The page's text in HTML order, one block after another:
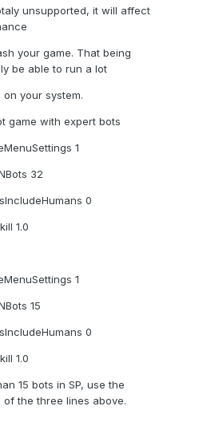
unsupported, it will affect
your game. That being
be able to run a lot
on your system.
game with expert bots
1
32
0
1.0
1
15
0
1.0
15 bots in SP, use the
the three lines above.